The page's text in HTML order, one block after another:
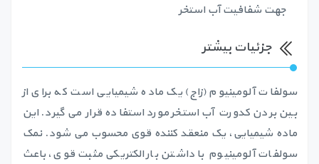
جهت شفافیت آب استخر
جزئیات بیشتر
سولفات آلومینیوم (زاج) یک ماده شیمیایی است که برای از
بین بردن کدورت آب استخر مورد استفاده قرار می گیرد. این
ماده شیمیایی، یک منعقد کننده قوی محسوب می شود. نمک
سولفات آلومینیوم با داشتن بار الکتریکی مثبت قوی، باعث